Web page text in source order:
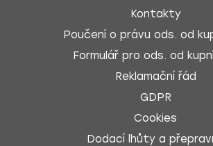
Kontakty
Poučení o právu ods. od
Formulář pro ods. od
Reklamační řád
GDPR
Cookies
Dodací lhůty a